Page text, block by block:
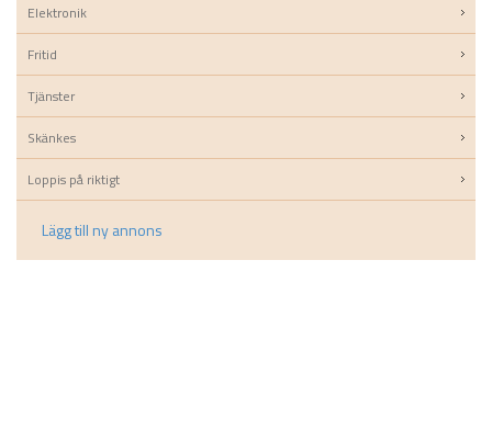
Elektronik
Fritid
Tjänster
Skänkes
Loppis på riktigt
Lägg till ny annons